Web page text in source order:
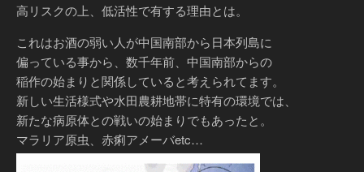
高リスクの上、低活性で有する理由とは。
これはお酒の弱い人が中国南部から日本列島に
偏っている事から、数千年前、中国南部からの
稲作の始まりと関係していると考えられてます。
新しい生活様式や水田農耕地帯に特有の環境では、
新たな病原体との戦いの始まりでもあったと。
マラリア原虫、赤痢アメーバetc…